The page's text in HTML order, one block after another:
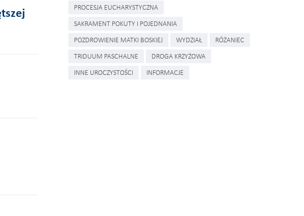
PROCESJA EUCHARYSTYCZNA
SAKRAMENT POKUTY I POJEDNANIA
POZDROWIENIE MATKI BOSKIEJ
WYDZIAŁ
RÓŻANIEC
TRIDUUM PASCHALNE
DROGA KRZYŻOWA
INNE UROCZYSTOŚCI
INFORMACJE